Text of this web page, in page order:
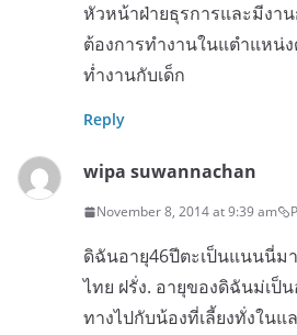
หัวหน้าฝ่ายธุรการและมีงา
ต้องการทำงานในแตำแหน่ง
ท่ำงานกับเด็ก
Reply
wipa suwannachan
November 8, 2014 at 9:39 am
ดิฉันอายุ46ปีตะเป็นแนนนี่ม
ไทย ฝรั่ง. อายุของดิฉันม่เป็
ทางไปกับน้องที่เลี้ยงทั่งในแ